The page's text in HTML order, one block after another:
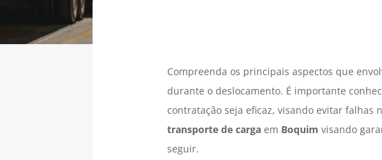
Compreenda os principais aspectos que
durante o deslocamento. É importante
contratação seja eficaz, visando evitar falhas
transporte de cargaem Boquim visando
seguir.